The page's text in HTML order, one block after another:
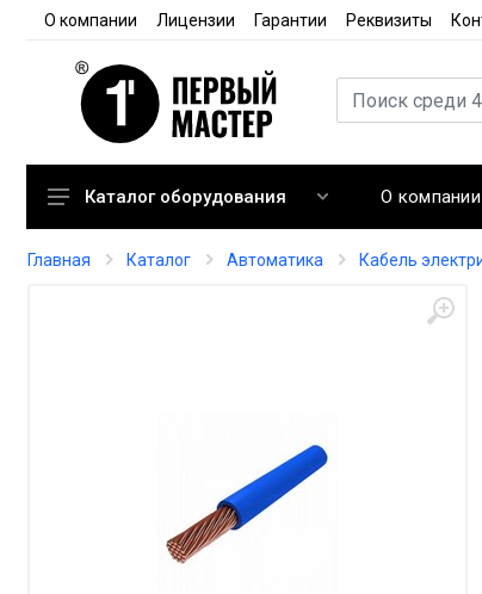
О компании Лицензии Гарантии Реквизиты
Кондиционирование
Каталог оборудования О компании
Главная Каталог Автоматика Кабель